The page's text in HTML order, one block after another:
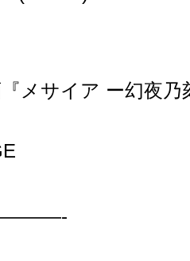
メサイア ー幻夜乃